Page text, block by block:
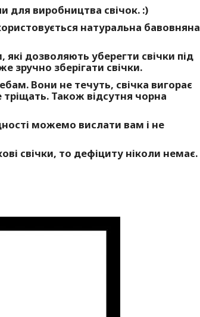
для виробництва свічок. :)
натуральна бавовняна
які дозволяють уберегти свічки під
зручно зберігати свічки.
Вони не течуть, свічка вигорає
Також відсутня чорна
можемо вислати вам і не
свічки, то дефіциту ніколи немає.